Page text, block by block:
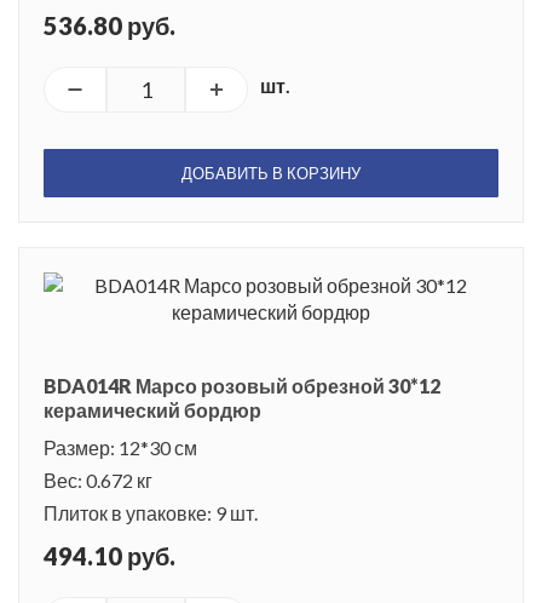
536.80 руб.
шт.
ДОБАВИТЬ В КОРЗИНУ
BDA014R Марсо розовый обрезной 30*12
керамический бордюр
Размер: 12*30 см
Вес: 0.672 кг
Плиток в упаковке: 9 шт.
494.10 руб.